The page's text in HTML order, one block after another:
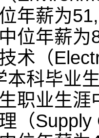
年薪为
位年薪为
术（
本科毕业
职业生
（